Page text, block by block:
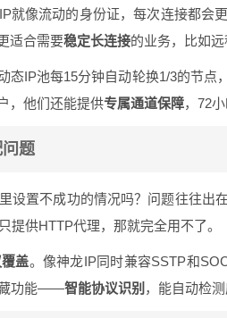
就像流动的身份证，每次连接都会
适合需要稳定长连接的业务，比如远
态IP池每15分钟自动轮换1/3的节点
，他们还能提供专属通道保障，72
题
设置不成功的情况吗？问题往往出
提供HTTP代理，那就完全用不了。
盖。像神龙IP同时兼容SSTP和
藏功能——智能协议识别 ，能自动检